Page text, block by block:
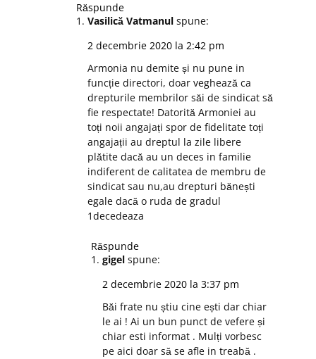
Răspunde
Vasilică Vatmanul spune:
2 decembrie 2020 la 2:42 pm
Armonia nu demite și nu pune in
funcție directori, doar veghează ca
drepturile membrilor săi de sindicat să
fie respectate! Datorită Armoniei au
toți noii angajați spor de fidelitate toți
angajații au dreptul la zile libere
plătite dacă au un deces in familie
indiferent de calitatea de membru de
sindicat sau nu,au drepturi bănești
egale dacă o ruda de gradul
1decedeaza
Răspunde
gigel spune:
2 decembrie 2020 la 3:37 pm
Băi frate nu știu cine ești dar chiar
le ai ! Ai un bun punct de vefere și
chiar esti informat . Mulți vorbesc
pe aici doar să se afle in treabă .